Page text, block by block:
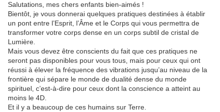
Salutations, mes chers enfants bien-aimés !
Bientôt, je vous donnerai quelques pratiques destinées à établir
un pont entre l’Esprit, l’Âme et le Corps qui vous permettra de
transformer votre corps dense en un corps subtil de cristal de
Lumière.
Mais vous devez être conscients du fait que ces pratiques ne
seront pas disponibles pour vous tous, mais pour ceux qui ont
réussi à élever la fréquence des vibrations jusqu’au niveau de la
frontière qui sépare le monde de dualité dense du monde
spirituel, c’est-à-dire pour ceux dont la conscience a atteint au
moins le 4D.
Et il y a beaucoup de ces humains sur Terre.